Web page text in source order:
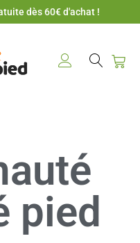
dès 60€ d'achat !
pied